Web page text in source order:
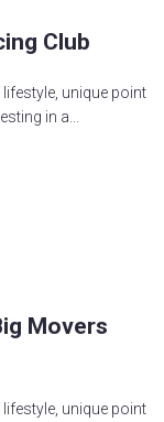
Club
unique point
in a...
Movers
unique point